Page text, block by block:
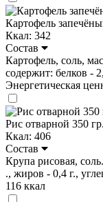
Картофель
Ккал: 342
Состав
Картофель, соль,
содержит: белков -
Энергетическая
Рис отварной 350
Ккал: 406
Состав
Крупа рисовая,
., жиров - 0,4 г.,
116 ккал